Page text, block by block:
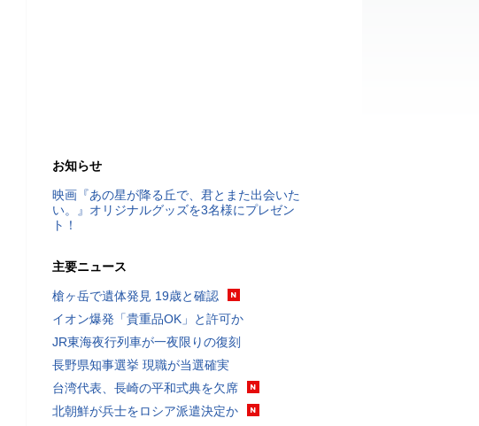
お知らせ
映画『あの星が降る丘で、君とまた出会いた
い。』オリジナルグッズを3名様にプレゼン
ト！
主要ニュース
槍ヶ岳で遺体発見 19歳と確認
イオン爆発「貴重品OK」と許可か
JR東海夜行列車が一夜限りの復刻
長野県知事選挙 現職が当選確実
台湾代表、長崎の平和式典を欠席
北朝鮮が兵士をロシア派遣決定か